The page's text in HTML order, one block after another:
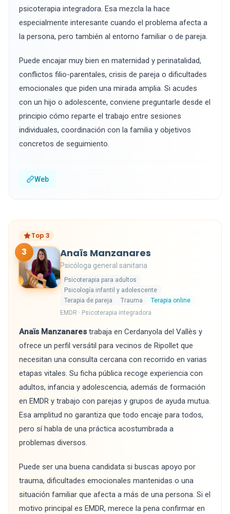
psicoterapia integradora. Esa mezcla la hace
especialmente interesante cuando el problema afecta a
la persona, pero también al entorno familiar o de pareja.
Puede encajar muy bien en maternidad y perinatalidad,
conflictos filio-parentales, crisis de pareja o dificultades
emocionales que piden una mirada amplia. Si acudes
con un hijo o adolescente, conviene preguntarle desde el
principio cómo reparte el trabajo entre sesiones
individuales, coordinación con la familia y objetivos
concretos de seguimiento.
Web
Top 3
3 Anaïs Manzanares
Psicóloga general sanitaria
Psicoterapia para adultos
Psicología infantil y adolescente
Terapia de pareja
Trauma
Terapia online
EMDR · Psicoterapia integradora
Anaïs Manzanares trabaja en Cerdanyola del Vallès y
ofrece un perfil versátil para vecinos de Ripollet que
necesitan una consulta cercana con recorrido en varias
etapas vitales. Su ficha pública recoge experiencia con
adultos, infancia y adolescencia, además de formación
en EMDR y trabajo con parejas y grupos de ayuda mutua.
Esa amplitud no garantiza que todo encaje para todos,
pero sí habla de una práctica acostumbrada a
problemas diversos.
Puede ser una buena candidata si buscas apoyo por
trauma, dificultades emocionales mantenidas o una
situación familiar que afecta a más de una persona. Si el
motivo principal es EMDR, merece la pena confirmar en